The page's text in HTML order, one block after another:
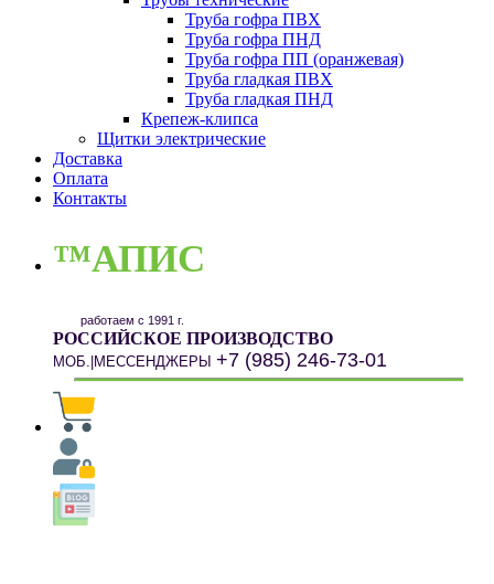
Труба гофра ПВХ
Труба гофра ПНД
Труба гофра ПП (оранжевая)
Труба гладкая ПВХ
Труба гладкая ПНД
Крепеж-клипса
Щитки электрические
Доставка
Оплата
Контакты
™АПИС
работаем с 1991 г.
РОССИЙСКОЕ ПРОИЗВОДСТВО
МОБ.|МЕССЕНДЖЕРЫ +7 (985) 246-73-01